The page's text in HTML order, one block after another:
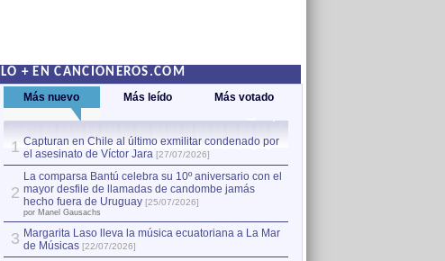
LO + EN CANCIONEROS.COM
Más nuevo Más leído Más votado
1 Capturan en Chile al último exmilitar condenado por
el asesinato de Víctor Jara [27/07/2026]
2
La comparsa Bantú celebra su 10º aniversario con el
mayor desfile de llamadas de candombe jamás
hecho fuera de Uruguay [25/07/2026]
por Manel Gausachs
3 Margarita Laso lleva la música ecuatoriana a La Mar
de Músicas [22/07/2026]